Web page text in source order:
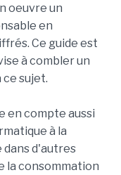
oeuvre un
en
Ce guide est
à combler un
ce sujet.
en compte aussi
à la
d'autres
la consommation